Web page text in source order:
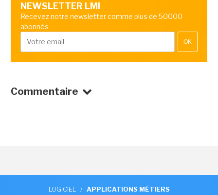
NEWSLETTER LMI
Recevez notre newsletter comme plus de 50000
abonnés
OK
Commentaire
LOGICIEL / APPLICATIONS MÉTIERS